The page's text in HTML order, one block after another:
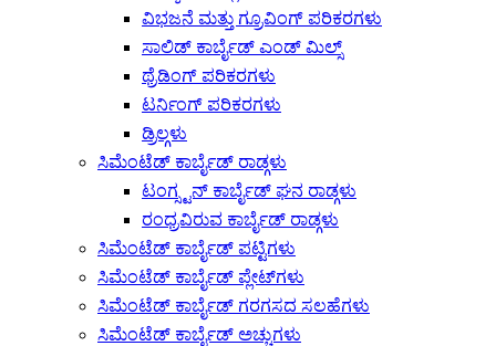
ವಿಭಜನೆ ಮತ್ತು ಗ್ರೂವಿಂಗ್ ಪರಿಕರಗಳು
ಸಾಲಿಡ್ ಕಾರ್ಬೈಡ್ ಎಂಡ್ ಮಿಲ್ಸ್
ಥ್ರೆಡಿಂಗ್ ಪರಿಕರಗಳು
ಟರ್ನಿಂಗ್ ಪರಿಕರಗಳು
ಡ್ರಿಲ್ಗಳು
ಸಿಮೆಂಟೆಡ್ ಕಾರ್ಬೈಡ್ ರಾಡ್ಗಳು
ಟಂಗ್ಸ್ಟನ್ ಕಾರ್ಬೈಡ್ ಘನ ರಾಡ್ಗಳು
ರಂಧ್ರವಿರುವ ಕಾರ್ಬೈಡ್ ರಾಡ್ಗಳು
ಸಿಮೆಂಟೆಡ್ ಕಾರ್ಬೈಡ್ ಪಟ್ಟಿಗಳು
ಸಿಮೆಂಟೆಡ್ ಕಾರ್ಬೈಡ್ ಪ್ಲೇಟ್‌ಗಳು
ಸಿಮೆಂಟೆಡ್ ಕಾರ್ಬೈಡ್ ಗರಗಸದ ಸಲಹೆಗಳು
ಸಿಮೆಂಟೆಡ್ ಕಾರ್ಬೈಡ್ ಅಚ್ಚುಗಳು